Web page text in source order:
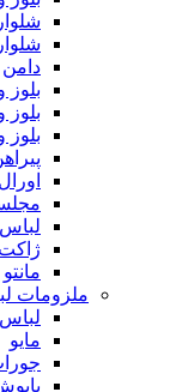
شلوار
دامن
بلوز
بلوز
اورال
ژاکت
مانتو
ملزومات
مایو